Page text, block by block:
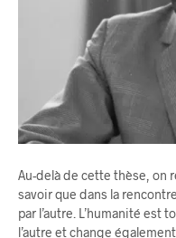
Au-delà de cette thèse, on
savoir que dans la
par l’autre. L’humanité est
l’autre et change